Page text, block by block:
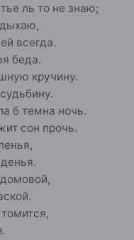
ль то не знаю;
всегда.
беда.
кручину.
б темна ночь.
сон прочь.